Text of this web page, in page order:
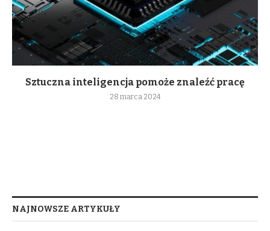
Sztuczna inteligencja pomoże znaleźć pracę
28 marca 2024
NAJNOWSZE ARTYKUŁY